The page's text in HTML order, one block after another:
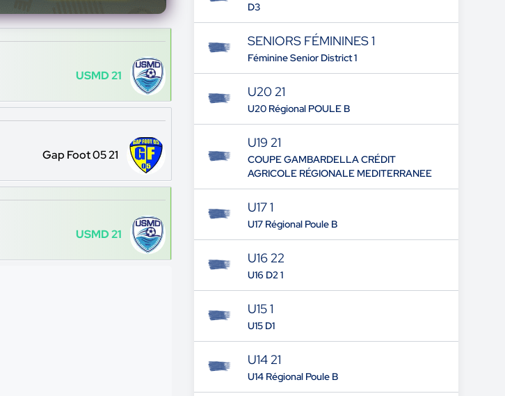
USMD 21
Gap Foot 05 21
USMD 21
D3
SENIORS FÉMININES 1
Féminine Senior District 1
U20 21
U20 Régional POULE B
U19 21
COUPE GAMBARDELLA CRÉDIT
AGRICOLE RÉGIONALE MEDITERRANEE
U17 1
U17 Régional Poule B
U16 22
U16 D2 1
U15 1
U15 D1
U14 21
U14 Régional Poule B